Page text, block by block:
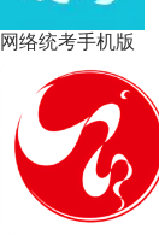
网络统考手机版